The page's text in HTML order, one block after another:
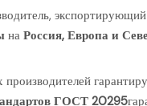
экспортирующий
на Россия, Европа и
ГОСТ 20295